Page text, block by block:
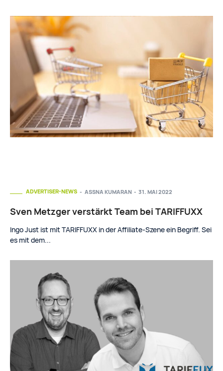
ADVERTISER-NEWS
Sven Metzger verstärkt Team bei TARIFFUXX
ASSNA KUMARAN - 31. MAI 2022
Ingo Just ist mit TARIFFUXX in der Affiliate-Szene ein Begriff. Sei
es mit dem...